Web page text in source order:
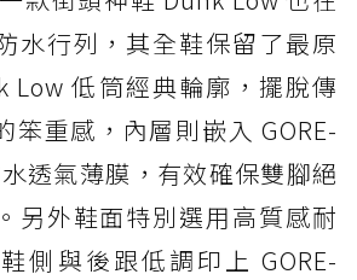
水行列，其全鞋保留了最原
Low 低筒經典輪廓，擺脫傳
笨重感，內層則嵌入 GORE-
透氣薄膜，有效確保雙腳絕
另外鞋面特別選用高質感耐
側與後跟低調印上 GORE-